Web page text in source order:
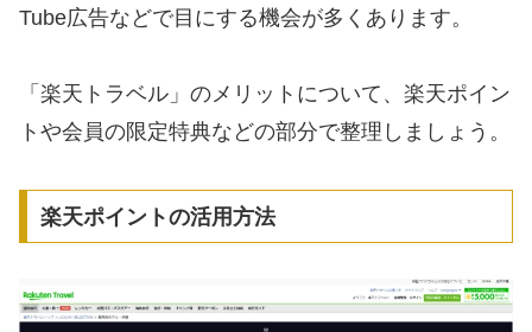
Tube広告などで目にする機会が多くあります。
「楽天トラベル」のメリットについて、楽天ポイン
トや会員の限定特典などの部分で整理しましょう。
楽天ポイントの活用方法